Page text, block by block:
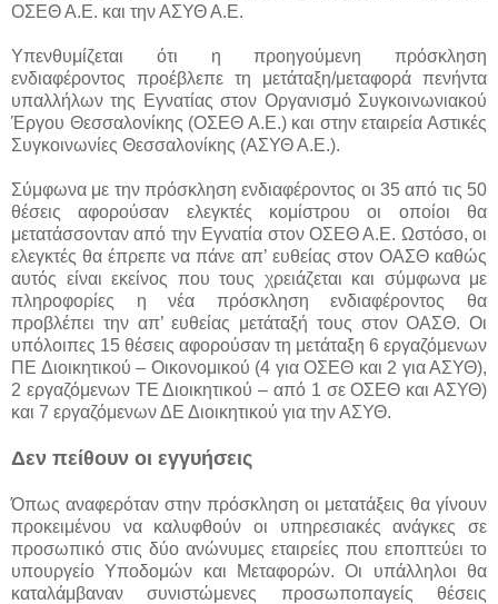
ΟΣΕΘ Α.Ε. και την ΑΣΥΘ Α.Ε.
Υπενθυμίζεται ότι η προηγούμενη πρόσκληση
ενδιαφέροντος προέβλεπε τη μετάταξη/μεταφορά πενήντα
υπαλλήλων της Εγνατίας στον Οργανισμό Συγκοινωνιακού
Έργου Θεσσαλονίκης (ΟΣΕΘ Α.Ε.) και στην εταιρεία Αστικές
Συγκοινωνίες Θεσσαλονίκης (ΑΣΥΘ Α.Ε.).
Σύμφωνα με την πρόσκληση ενδιαφέροντος οι 35 από τις 50
θέσεις αφορούσαν ελεγκτές κομίστρου οι οποίοι θα
μετατάσσονταν από την Εγνατία στον ΟΣΕΘ Α.Ε. Ωστόσο, οι
ελεγκτές θα έπρεπε να πάνε απ’ ευθείας στον ΟΑΣΘ καθώς
αυτός είναι εκείνος που τους χρειάζεται και σύμφωνα με
πληροφορίες η νέα πρόσκληση ενδιαφέροντος θα
προβλέπει την απ’ ευθείας μετάταξή τους στον ΟΑΣΘ. Οι
υπόλοιπες 15 θέσεις αφορούσαν τη μετάταξη 6 εργαζόμενων
ΠΕ Διοικητικού – Οικονομικού (4 για ΟΣΕΘ και 2 για ΑΣΥΘ),
2 εργαζόμενων ΤΕ Διοικητικού – από 1 σε ΟΣΕΘ και ΑΣΥΘ)
και 7 εργαζόμενων ΔΕ Διοικητικού για την ΑΣΥΘ.
Δεν πείθουν οι εγγυήσεις
Όπως αναφερόταν στην πρόσκληση οι μετατάξεις θα γίνουν
προκειμένου να καλυφθούν οι υπηρεσιακές ανάγκες σε
προσωπικό στις δύο ανώνυμες εταιρείες που εποπτεύει το
υπουργείο Υποδομών και Μεταφορών. Οι υπάλληλοι θα
καταλάμβαναν συνιστώμενες προσωποπαγείς θέσεις